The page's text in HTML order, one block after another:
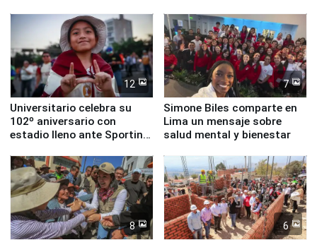
12
Universitario celebra su
102º aniversario con
estadio lleno ante Sporting
7
Simone Biles comparte en
Lima un mensaje sobre
salud mental y bienestar
8 6